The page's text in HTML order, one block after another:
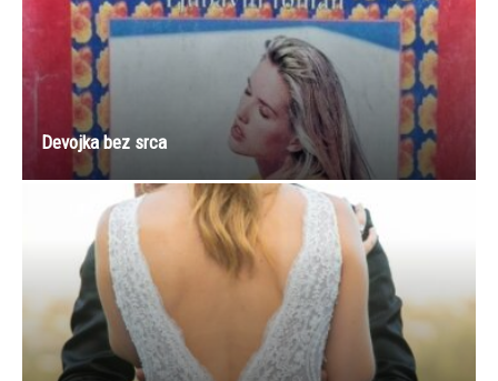
Devojka bez srca